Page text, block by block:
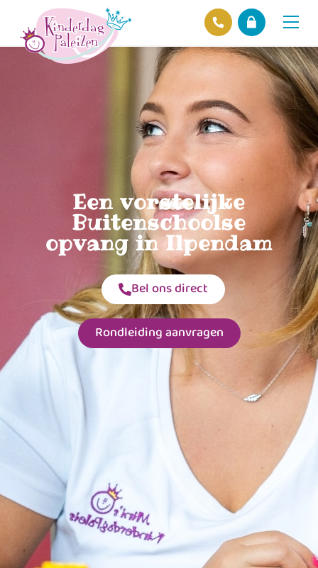
Een vorstelijke
Buitenschoolse
opvang in Ilpendam
Bel ons direct
Rondleiding aanvragen